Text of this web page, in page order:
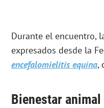
Durante el encuentro,
expresados desde la
encefalomielitis equina,
Bienestar animal